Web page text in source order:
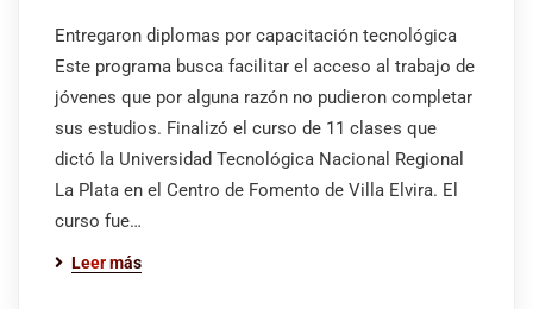
Entregaron diplomas por capacitación tecnológica
Este programa busca facilitar el acceso al trabajo de
jóvenes que por alguna razón no pudieron completar
sus estudios. Finalizó el curso de 11 clases que
dictó la Universidad Tecnológica Nacional Regional
La Plata en el Centro de Fomento de Villa Elvira. El
curso fue…
Leer más